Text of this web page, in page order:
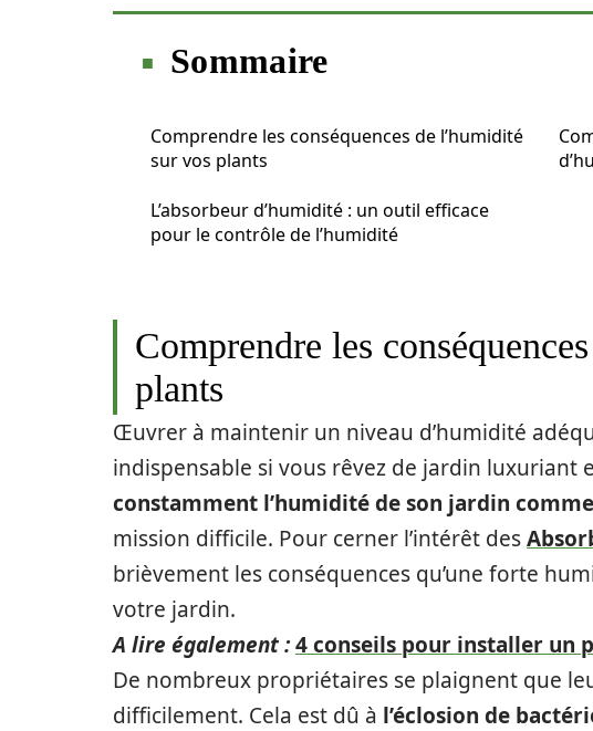
Sommaire
Comprendre les conséquences de l’humidité
sur vos plants
L’absorbeur d’humidité : un outil efficace
pour le contrôle de l’humidité
Comprendre les
plants
Œuvrer à maintenir un niveau d’humidité
indispensable si vous rêvez de jardin luxuriant
constamment l’humidité de son jardin
mission difficile. Pour cerner l’intérêt des
brièvement les conséquences qu’une forte
votre jardin.
A lire également :4 conseils pour installer un
De nombreux propriétaires se plaignent que
difficilement. Cela est dû à l’éclosion de